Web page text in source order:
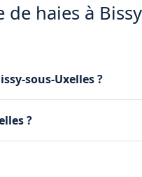
haies à
sous-Uxelles ?
se contentent
à Bissy-sous-Uxelles.
?
sur les haies difficiles